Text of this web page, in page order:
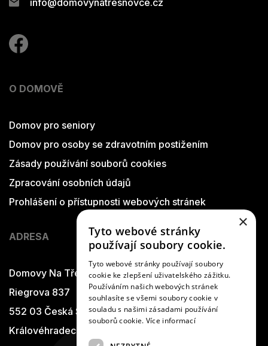
info@domovynatresnovce.cz
O DOMOVĚ
Domov pro seniory
Domov pro osoby se zdravotním postižením
Zásady používání souborů cookies
Zpracování osobních údajů
Prohlášení o přístupnosti webových stránek
ADRESA
Domovy Na Třešňovce
Riegrova 837
552 03 Česká Skalice
Královéhradecký kraj
×
Tyto webové stránky
používají soubory cookie.
Tyto webové stránky používají soubory
cookie ke zlepšení uživatelského zážitku.
Používáním našich webových stránek
souhlasíte se všemi soubory cookie v
souladu s našimi zásadami používání
souborů cookie. Více informací